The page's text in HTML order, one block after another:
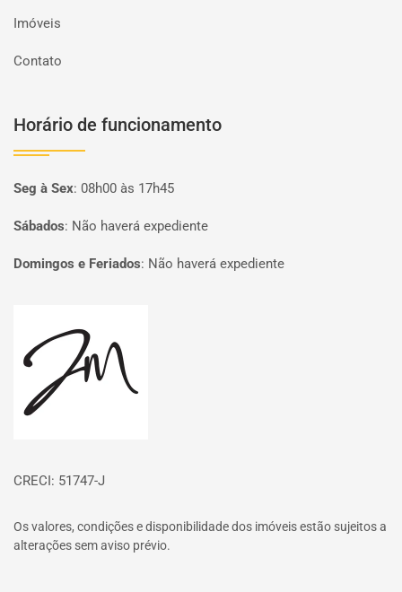
Imóveis
Contato
Horário de funcionamento
Seg à Sex: 08h00 às 17h45
Sábados: Não haverá expediente
Domingos e Feriados: Não haverá expediente
CRECI: 51747-J
Os valores, condições e disponibilidade dos imóveis estão sujeitos a
alterações sem aviso prévio.